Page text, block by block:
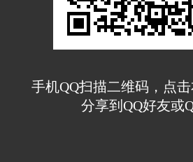
手机QQ扫描二维码，点击
分享到QQ好友或